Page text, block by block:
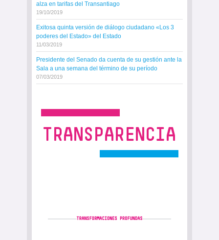
alza en tarifas del Transantiago
19/10/2019
Exitosa quinta versión de diálogo ciudadano «Los 3
poderes del Estado» del Estado
11/03/2019
Presidente del Senado da cuenta de su gestión ante la
Sala a una semana del término de su período
07/03/2019